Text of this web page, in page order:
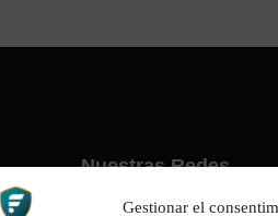
Gestionar el
Nuestras Redes